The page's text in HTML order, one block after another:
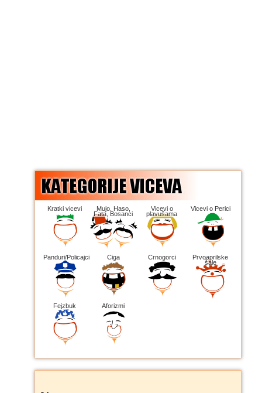
Kratki vicevi Mujo, Haso,
Fata, Bosanci
Vicevi o
plavušama
Vicevi o Perici
Panduri/Policajci Ciga Crnogorci Prvoaprilske
šale
Fejzbuk Aforizmi